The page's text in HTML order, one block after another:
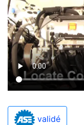
validé